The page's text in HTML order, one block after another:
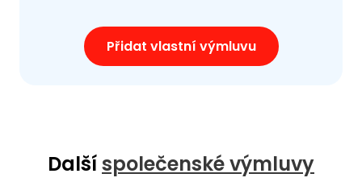
Přidat vlastní výmluvu
Dalšíspolečenské výmluvy